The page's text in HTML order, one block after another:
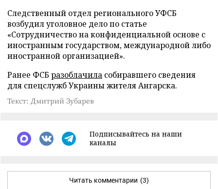
Следственный отдел регионального УФСБ
возбудил уголовное дело по статье
«Сотрудничество на конфиденциальной основе с
иностранным государством, международной либо
иностранной организацией».
Ранее ФСБ разоблачила собиравшего сведения
для спецслужб Украины жителя Ангарска.
Текст: Дмитрий Зубарев
Подписывайтесь на наши
каналы
Читать комментарии (3)